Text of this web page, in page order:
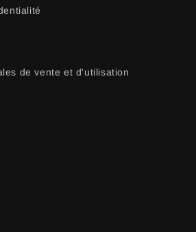
de vente et d'utilisation